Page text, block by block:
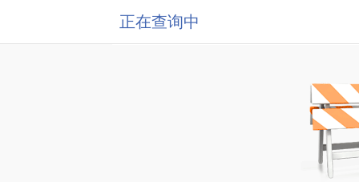
正在查询中